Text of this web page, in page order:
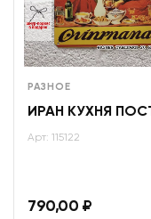
РАЗНОЕ
ИРАН КУХНЯ
Арт: 115122
790,00 ₽